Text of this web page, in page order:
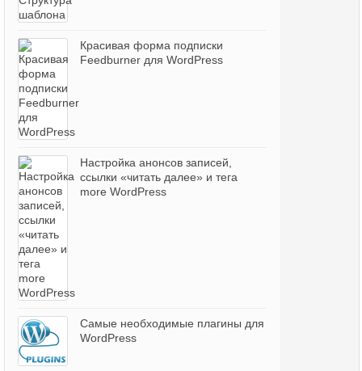
Красивая форма подписки
Feedburner для WordPress
Настройка анонсов записей,
ссылки «читать далее» и тега
more WordPress
Самые необходимые плагины для
WordPress